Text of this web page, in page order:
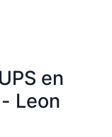
en
Leon